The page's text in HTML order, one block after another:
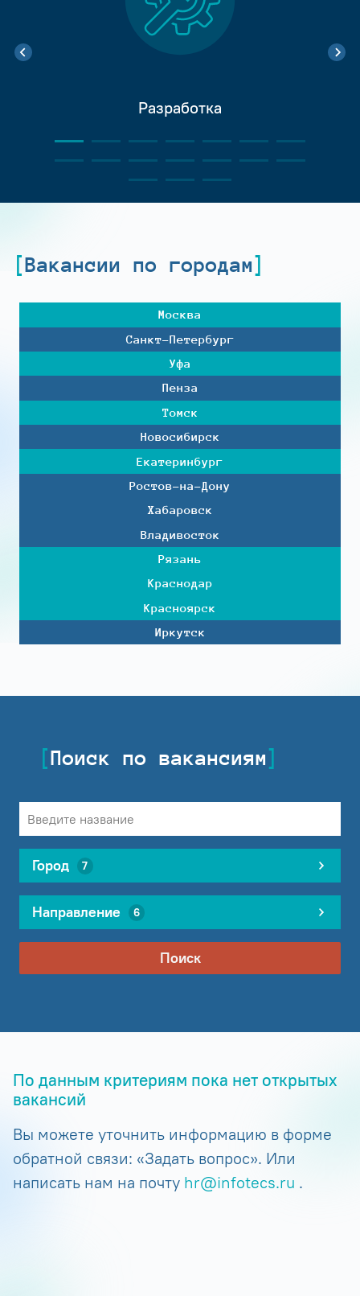
Разработка
Вакансии по городам
Москва
Санкт-Петербург
Уфа
Пенза
Томск
Новосибирск
Екатеринбург
Ростов-на-Дону
Хабаровск
Владивосток
Рязань
Краснодар
Красноярск
Иркутск
Поиск по вакансиям
Город 7
Направление 6
Поиск
По данным критериям пока нет открытых
вакансий
Вы можете уточнить информацию в форме
обратной связи: «Задать вопрос». Или
написать нам на почту hr@infotecs.ru .